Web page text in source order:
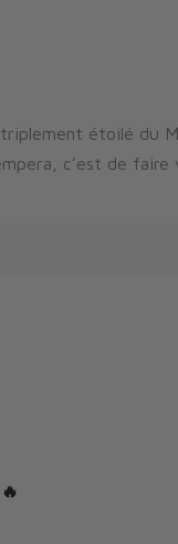
étoilé du
c’est de faire